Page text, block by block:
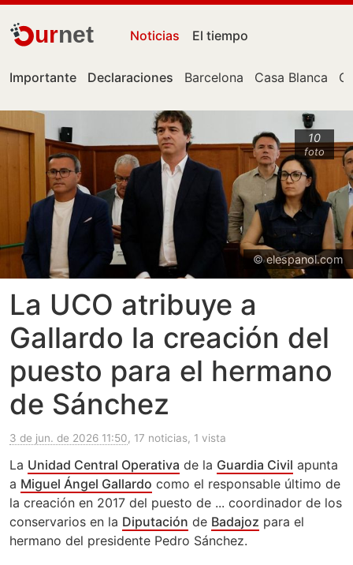
urnet Noticias El tiempo
Importante Declaraciones Barcelona Casa Blanca
10
foto
© elespanol.com
La UCO atribuye a
Gallardo la creación del
puesto para el hermano
de Sánchez
3 de jun. de 2026 11:50, 17 noticias, 1 vista
La Unidad Central Operativa de la Guardia Civil apunta
a Miguel Ángel Gallardo como el responsable último de
la creación en 2017 del puesto de ... coordinador de los
conservarios en la Diputación de Badajoz para el
hermano del presidente Pedro Sánchez.